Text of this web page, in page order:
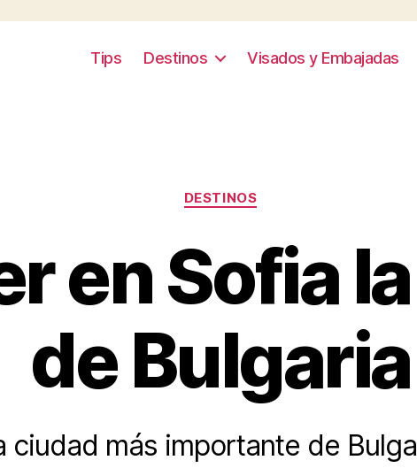
Tips Destinos Visados y Embajadas
Categories
DESTINOS
en Sofia
de Bulgaria
ciudad más importante de